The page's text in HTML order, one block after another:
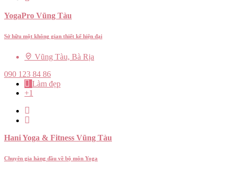
YogaPro Vũng Tàu
Sở hữu một không gian thiết kế hiện đại
Vũng Tàu, Bà Rịa
090 123 84 86
Làm đẹp
+1
Hani Yoga & Fitness Vũng Tàu
Chuyên gia hàng đầu về bộ môn Yoga